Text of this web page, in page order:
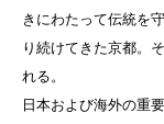
きにわたって伝統を
り続けてきた京都。
れる。
日本および海外の重